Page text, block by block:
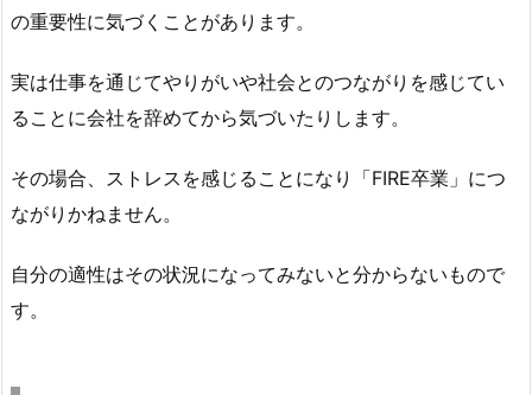
の重要性に気づくことがあります。
実は仕事を通じてやりがいや社会とのつながりを感じてい
ることに会社を辞めてから気づいたりします。
その場合、ストレスを感じることになり「FIRE卒業」につ
ながりかねません。
自分の適性はその状況になってみないと分からないもので
す。